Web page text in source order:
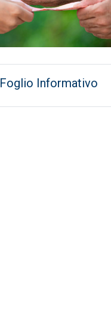
Foglio Informativo